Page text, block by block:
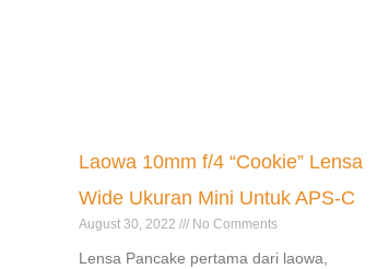
Laowa 10mm f/4 “Cookie” Lensa
Wide Ukuran Mini Untuk APS-C
August 30, 2022 No Comments
Lensa Pancake pertama dari laowa,